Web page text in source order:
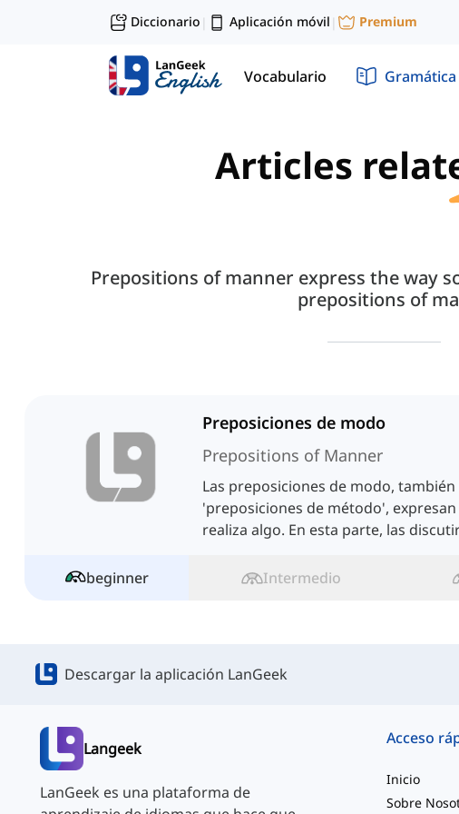
Diccionario | Aplicación móvil | Premium
Vocabulario Gramática
Articles
Prepositions of manner express the way
prepositions of
Preposiciones de modo
Prepositions of Manner
Las preposiciones de modo, también
'preposiciones de método',
realiza algo. En esta parte, las
beginner Intermedio
Descargar la aplicación LanGeek
Langeek
LanGeek es una plataforma de
Acceso
Inicio
Sobre